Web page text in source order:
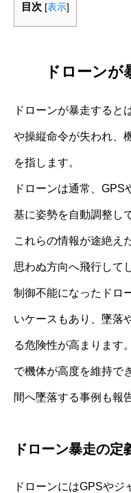
目次 [表示]
ドローンが
ドローンが暴走すると
や操縦命令が失われ、
を指します。
ドローンは通常、GPS
基に姿勢を自動調整し
これらの情報が途絶え
思わぬ方向へ飛行して
制御不能になったドロ
いケースもあり、墜落
る危険性が高まります
で機体が高度を維持で
間へ墜落する事例も報
ドローン暴走の定
ドローンにはGPSや